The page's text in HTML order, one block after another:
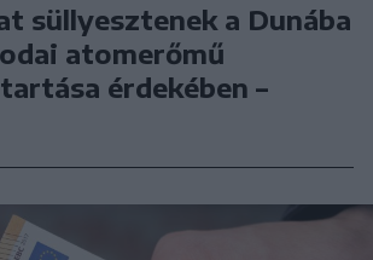
süllyesztenek a Dunába
atomerőmű
érdekében –